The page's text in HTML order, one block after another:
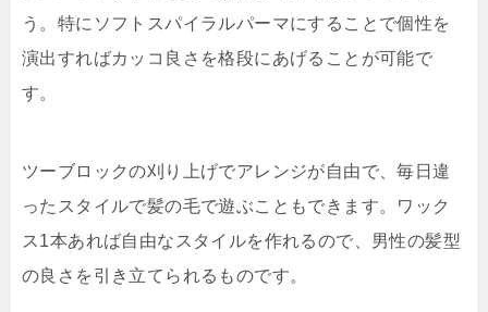
う。特にソフトスパイラルパーマにすることで個性を
演出すればカッコ良さを格段にあげることが可能で
す。
ツーブロックの刈り上げでアレンジが自由で、毎日違
ったスタイルで髪の毛で遊ぶこともできます。ワック
ス1本あれば自由なスタイルを作れるので、男性の髪型
の良さを引き立てられるものです。